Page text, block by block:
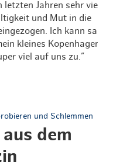
letzten Jahren sehr viel
und Mut in die
Ich kann
kleines Kopenhagen
viel auf uns zu.”
und Schlemmen
dem